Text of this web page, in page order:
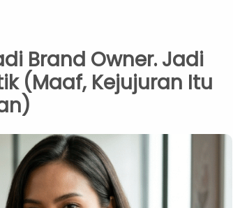
Brand Owner. Jadi
(Maaf, Kejujuran Itu